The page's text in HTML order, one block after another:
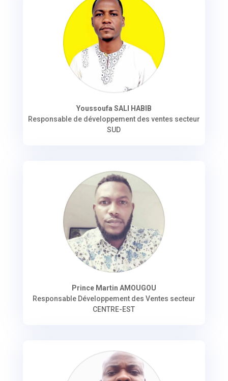
Youssoufa SALI HABIB
Responsable de développement des ventes secteur
SUD
Prince Martin AMOUGOU
Responsable Développement des Ventes secteur
CENTRE-EST